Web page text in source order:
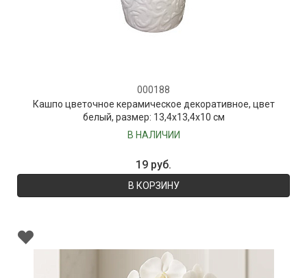
000188
Кашпо цветочное керамическое декоративное, цвет
белый, размер: 13,4х13,4х10 см
В НАЛИЧИИ
19 руб.
В КОРЗИНУ